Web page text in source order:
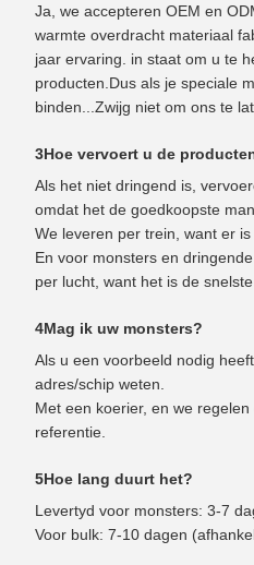
Ja, we accepteren OEM en
warmte overdracht materiaal
jaar ervaring. in staat om u te
producten.Dus als je speciale
binden...Zwijg niet om ons te
3Hoe vervoert u de
Als het niet dringend is,
omdat het de goedkoopste
We leveren per trein, want er
En voor monsters en
per lucht, want het is de
4Mag ik uw monsters?
Als u een voorbeeld nodig
adres/schip weten.
Met een koerier, en we
referentie.
5Hoe lang duurt het?
Levertyd voor monsters: 3-7
Voor bulk: 7-10 dagen